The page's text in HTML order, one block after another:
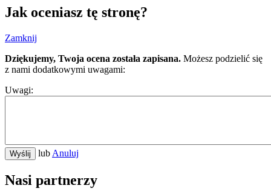
Jak oceniasz tę stronę?
Zamknij
Dziękujemy, Twoja ocena została zapisana. Możesz podzielić się
z nami dodatkowymi uwagami:
Uwagi:
Wyślij lub Anuluj
Nasi partnerzy